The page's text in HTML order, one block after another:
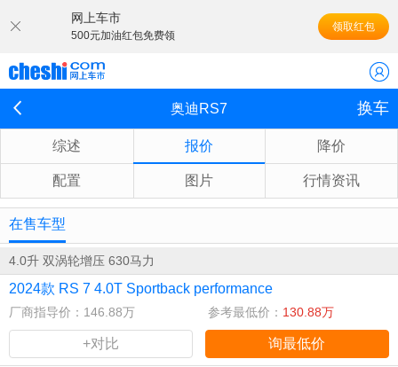
网上车市
500元加油红包免费领
领取红包
奥迪RS7 换车
综述 报价 降价
配置 图片 行情资讯
在售车型
4.0升 双涡轮增压 630马力
2024款 RS 7 4.0T Sportback performance
厂商指导价：146.88万 参考最低价： 130.88万
+对比 询最低价